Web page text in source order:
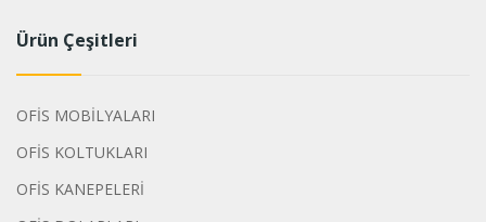
Ürün Çeşitleri
OFİS MOBİLYALARI
OFİS KOLTUKLARI
OFİS KANEPELERİ